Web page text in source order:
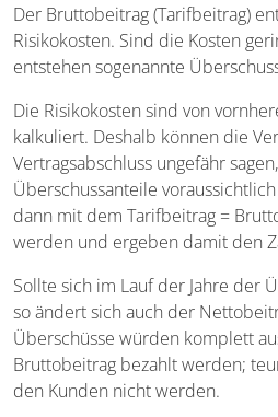
Der Bruttobeitrag (Tarifbeitrag)
Risikokosten. Sind die Kosten
entstehen sogenannte
Die Risikokosten sind von
kalkuliert. Deshalb können die
Vertragsabschluss ungefähr
Überschussanteile
dann mit dem Tarifbeitrag =
werden und ergeben damit den
Sollte sich im Lauf der Jahre der
so ändert sich auch der
Überschüsse würden komplett
Bruttobeitrag bezahlt werden;
den Kunden nicht werden.